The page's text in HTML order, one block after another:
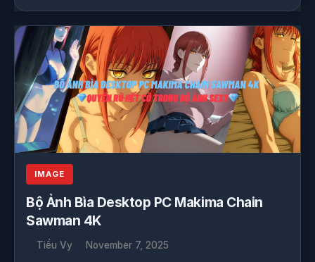
IMAGE
Bộ Ảnh Bìa Desktop PC Makima Chain
Sawman 4K
Tiểu Vy November 7, 2025